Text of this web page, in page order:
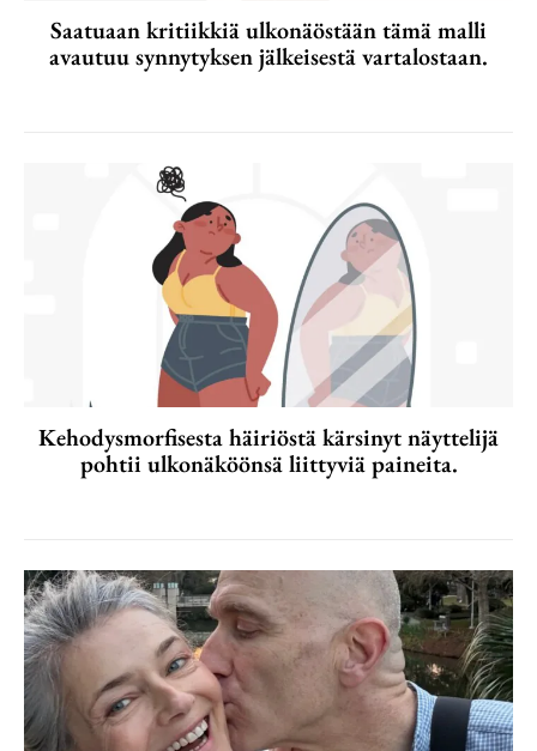
Saatuaan kritiikkiä ulkonäöstään tämä malli
avautuu synnytyksen jälkeisestä vartalostaan.
Kehodysmorfisesta häiriöstä kärsinyt näyttelijä
pohtii ulkonäköönsä liittyviä paineita.